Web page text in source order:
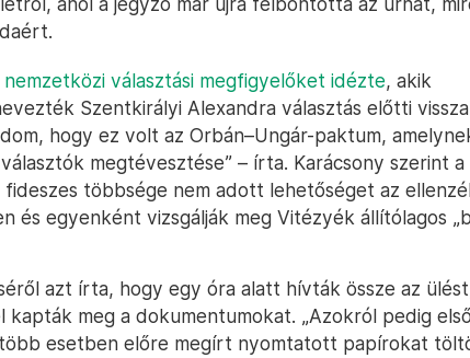
nemzetközi választási megfigyelőket idézte, akik
Szentkirályi Alexandra választás előtti
hogy ez volt az Orbán–Ungár-paktum,
megtévesztése” – írta. Karácsony szerint a
fideszes többsége nem adott lehetőséget az
és egyenként vizsgálják meg Vitézyék állítólagos
azt írta, hogy egy óra alatt hívták össze az
meg a dokumentumokat. „Azokról pedig
esetben előre megírt nyomtatott papírokat